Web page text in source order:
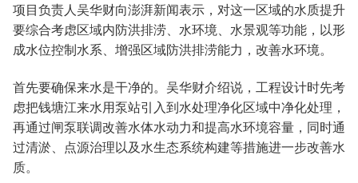
项目负责人吴华财向澎湃新闻表示，对这一区域的水质提升
要综合考虑区域内防洪排涝、水环境、水景观等功能，以形
成水位控制水系、增强区域防洪排涝能力，改善水环境。
首先要确保来水是干净的。吴华财介绍说，工程设计时先考
虑把钱塘江来水用泵站引入到水处理净化区域中净化处理，
再通过闸泵联调改善水体水动力和提高水环境容量，同时通
过清淤、点源治理以及水生态系统构建等措施进一步改善水
质。